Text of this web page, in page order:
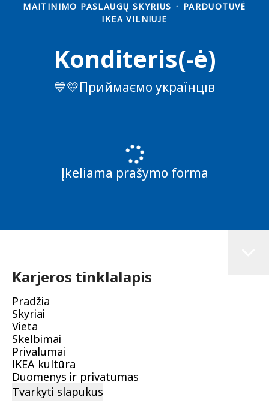
MAITINIMO PASLAUGŲ SKYRIUS · PARDUOTUVĖ
IKEA VILNIUJE
Konditeris(-ė)
💙💛Приймаємо українців
Įkeliama prašymo forma
Karjeros tinklalapis
Pradžia
Skyriai
Vieta
Skelbimai
Privalumai
IKEA kultūra
Duomenys ir privatumas
Tvarkyti slapukus